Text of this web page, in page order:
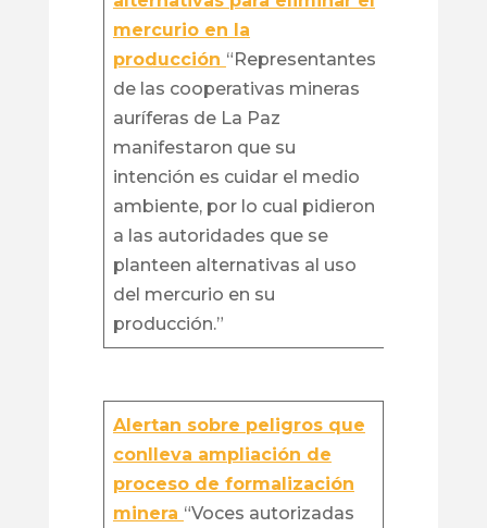
mercurio en la
producción “Representantes
de las cooperativas mineras
auríferas de La Paz
manifestaron que su
intención es cuidar el medio
ambiente, por lo cual pidieron
a las autoridades que se
planteen alternativas al uso
del mercurio en su
producción.”
Alertan sobre peligros que
conlleva ampliación de
proceso de formalización
minera “Voces autorizadas